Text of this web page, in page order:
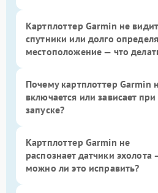
Картплоттер Garmin не видит
спутники или долго
местоположение — что
Почему картплоттер Garmin
включается или зависает при
запуске?
Картплоттер Garmin не
распознает датчики эхолота
можно ли это исправить?